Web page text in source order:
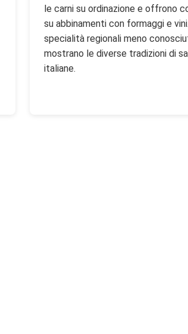
le carni su ordinazione e offrono
su abbinamenti con formaggi e
specialità regionali meno
mostrano le diverse tradizioni di
italiane.